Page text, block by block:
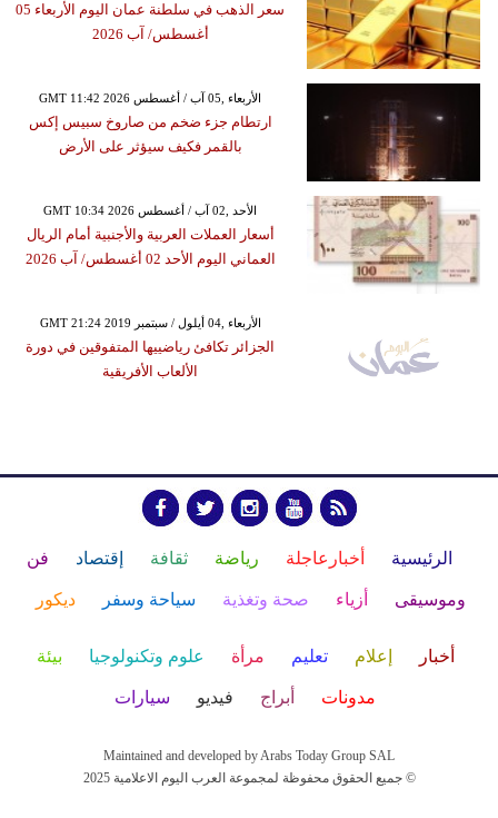
سعر الذهب في سلطنة عمان اليوم الأربعاء 05
أغسطس/ آب 2026
GMT 11:42 2026 الأربعاء ,05 آب / أغسطس
ارتطام جزء ضخم من صاروخ سبيس إكس
بالقمر فكيف سيؤثر على الأرض
GMT 10:34 2026 الأحد ,02 آب / أغسطس
أسعار العملات العربية والأجنبية أمام الريال
العماني اليوم الأحد 02 أغسطس/ آب 2026
GMT 21:24 2019 الأربعاء ,04 أيلول / سبتمبر
الجزائر تكافئ رياضييها المتفوقين في دورة
الألعاب الأفريقية
الرئيسية أخبارعاجلة رياضة ثقافة إقتصاد فن
وموسيقى أزياء صحة وتغذية سياحة وسفر ديكور
أخبار إعلام تعليم مرأة علوم وتكنولوجيا بيئة
مدونات أبراج فيديو سيارات
Maintained and developed by Arabs Today Group SAL
جميع الحقوق محفوظة لمجموعة العرب اليوم الاعلامية 2025 ©